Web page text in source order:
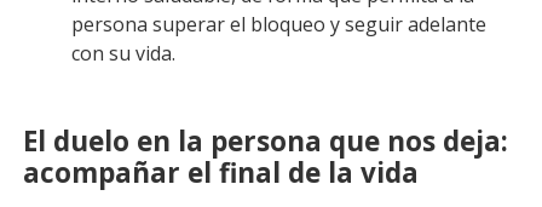
persona superar el bloqueo y seguir adelante
con su vida.
El duelo en la persona que nos deja:
acompañar el final de la vida